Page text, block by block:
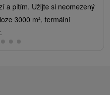
a pitím. Užijte si neomezený
3000 m², termální